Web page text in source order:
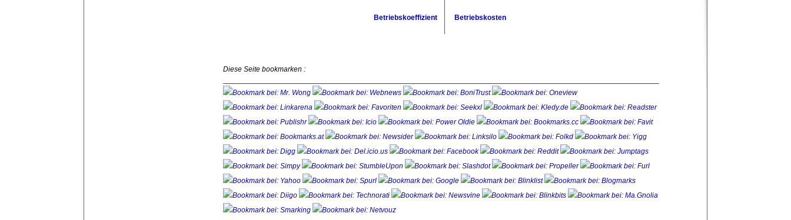
Betriebskoeffizient Betriebskosten
Diese Seite bookmarken :